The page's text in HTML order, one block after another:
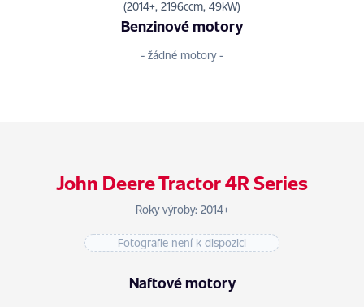
(2014+, 2196ccm, 49kW)
Benzinové motory
- žádné motory -
John Deere Tractor 4R Series
Roky výroby: 2014+
Fotografie není k dispozici
Naftové motory